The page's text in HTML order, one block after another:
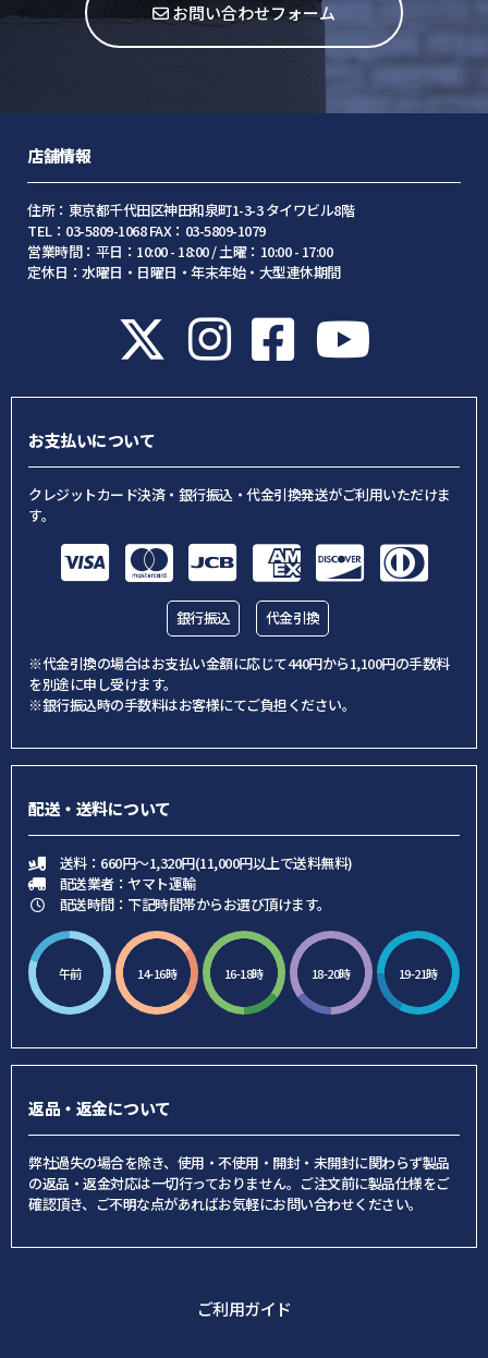
お問い合わせフォーム
店舗情報
住所：東京都千代田区神田和泉町1-3-3 タイワビル8階
TEL：03-5809-1068 FAX：03-5809-1079
営業時間：平日：10:00 - 18:00 / 土曜：10:00 - 17:00
定休日：水曜日・日曜日・年末年始・大型連休期間
お支払いについて
クレジットカード決済・銀行振込・代金引換発送がご利用いただけま
す。
銀行振込 代金引換
※代金引換の場合はお支払い金額に応じて440円から1,100円の手数料
を別途に申し受けます。
※銀行振込時の手数料はお客様にてご負担ください。
配送・送料について
送料：660円～1,320円(11,000円以上で送料無料)
配送業者：ヤマト運輸
配送時間：下記時間帯からお選び頂けます。
午前 14-16時 16-18時 18-20時 19-21時
返品・返金について
弊社過失の場合を除き、使用・不使用・開封・未開封に関わらず製品
の返品・返金対応は一切行っておりません。ご注文前に製品仕様をご
確認頂き、ご不明な点があればお気軽にお問い合わせください。
ご利用ガイド